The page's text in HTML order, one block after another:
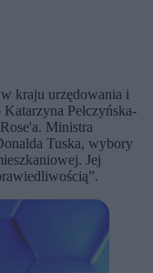
kraju urzędowania i
Pełczyńska-
Ministra
Tuska, wybory
Jej